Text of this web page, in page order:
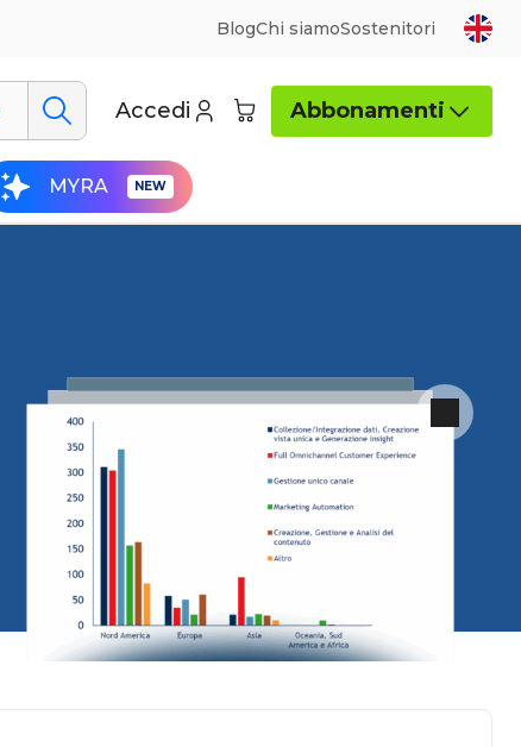
BlogChi siamoSostenitori
Accedi Abbonamenti
MYRA